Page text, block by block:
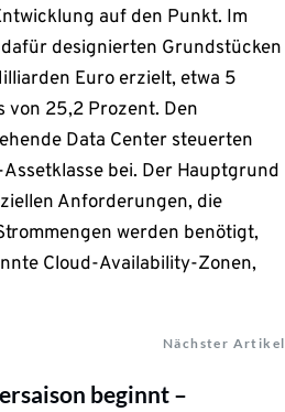
auf den Punkt. Im
designierten Grundstücken
Euro erzielt, etwa 5
von 25,2 Prozent. Den
Data Center steuerten
bei. Der Hauptgrund
Anforderungen, die
werden benötigt,
Cloud-Availability-Zonen,
Nächster Artikel
beginnt –